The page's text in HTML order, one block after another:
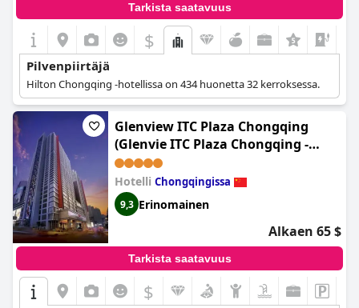
Tarkista saatavuus
$
Pilvenpiirtäjä
Hilton Chongqing -hotellissa on 434 huonetta 32 kerroksessa.
Glenview ITC Plaza Chongqing
(Glenvie ITC Plaza Chongqing -
Former Glenview ITC)
Hotelli Chongqingissa
9,3 Erinomainen
Alkaen 65 $
Tarkista saatavuus
$